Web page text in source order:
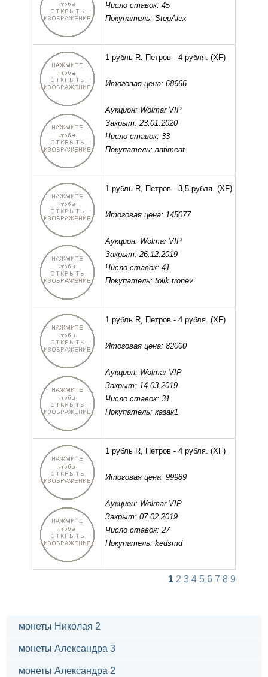
Число ставок: 45
Покупатель: StepAlex
1 рубль R, Петров - 4 рубля. (XF)
Итоговая цена: 68666
Аукцион: Wolmar VIP
Закрыт: 23.01.2020
Число ставок: 33
Покупатель: antimeat
1 рубль R, Петров - 3,5 рубля. (XF)
Итоговая цена: 145077
Аукцион: Wolmar VIP
Закрыт: 26.12.2019
Число ставок: 41
Покупатель: tolik.tronev
1 рубль R, Петров - 4 рубля. (XF)
Итоговая цена: 82000
Аукцион: Wolmar VIP
Закрыт: 14.03.2019
Число ставок: 31
Покупатель: казак1
1 рубль R, Петров - 4 рубля. (XF)
Итоговая цена: 99989
Аукцион: Wolmar VIP
Закрыт: 07.02.2019
Число ставок: 27
Покупатель: kedsmd
1 2 3 4 5 6 7 8 9
монеты Николая 2
монеты Александра 3
монеты Александра 2